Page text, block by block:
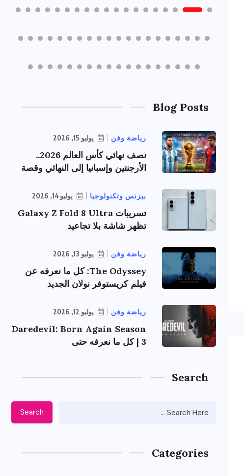
Blog Posts
رياضة وفن يوليو 15, 2026
نصف نهائي كأس العالم 2026..
الأرجنتين وإسبانيا إلى النهائي وقصة
بيزنس وتكنولوجيا يوليو 14, 2026
تسريبات Galaxy Z Fold 8 Ultra
تظهر شاشة بلا تجاعيد
رياضة وفن يوليو 13, 2026
The Odyssey: كل ما نعرفه عن
فيلم كريستوفر نولان الجديد
رياضة وفن يوليو 12, 2026
Daredevil: Born Again Season
3 | كل ما نعرفه حتى
Search
Search
Categories